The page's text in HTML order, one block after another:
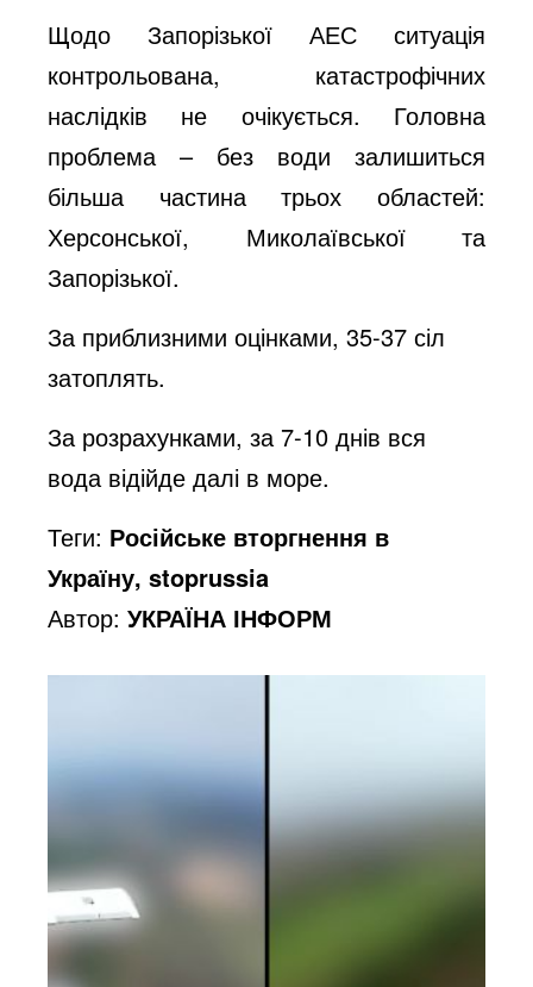
Щодо Запорізької АЕС ситуація
контрольована, катастрофічних
наслідків не очікується. Головна
проблема – без води залишиться
більша частина трьох областей:
Херсонської, Миколаївської та
Запорізької.
За приблизними оцінками, 35-37 сіл
затоплять.
За розрахунками, за 7-10 днів вся
вода відійде далі в море.
Теги: Російське вторгнення в
Україну, stoprussia
Автор:УКРАЇНА ІНФОРМ